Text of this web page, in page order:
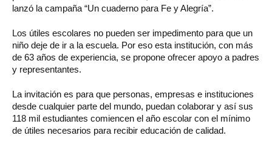
lanzó la campaña “Un cuaderno para Fe y Alegría”.
Los útiles escolares no pueden ser impedimento para que un
niño deje de ir a la escuela. Por eso esta institución, con más
de 63 años de experiencia, se propone ofrecer apoyo a padres
y representantes.
La invitación es para que personas, empresas e instituciones
desde cualquier parte del mundo, puedan colaborar y así sus
118 mil estudiantes comiencen el año escolar con el mínimo
de útiles necesarios para recibir educación de calidad.